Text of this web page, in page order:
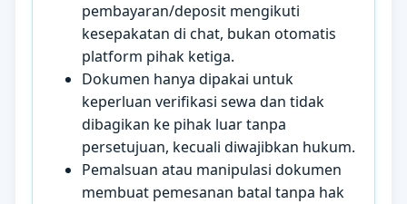
pembayaran/deposit mengikuti
kesepakatan di chat, bukan otomatis
platform pihak ketiga.
Dokumen hanya dipakai untuk
keperluan verifikasi sewa dan tidak
dibagikan ke pihak luar tanpa
persetujuan, kecuali diwajibkan hukum.
Pemalsuan atau manipulasi dokumen
membuat pemesanan batal tanpa hak